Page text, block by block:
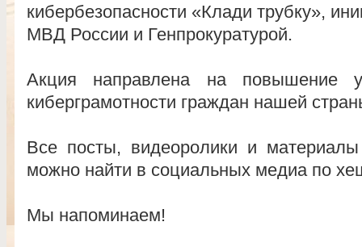
кибербезопасности «Клади трубку»,
МВД России и Генпрокуратурой.
Акция направлена на повышение
киберграмотности граждан нашей
Все посты, видеоролики и
можно найти в социальных медиа по
Мы напоминаем!